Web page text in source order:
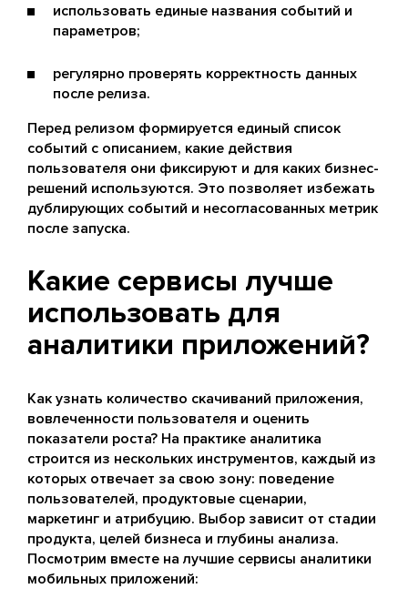
использовать единые названия событий и
параметров;
регулярно проверять корректность данных
после релиза.
Перед релизом формируется единый список
событий с описанием, какие действия
пользователя они фиксируют и для каких бизнес-
решений используются. Это позволяет избежать
дублирующих событий и несогласованных метрик
после запуска.
Какие сервисы лучше
использовать для
аналитики приложений?
Как узнать количество скачиваний приложения,
вовлеченности пользователя и оценить
показатели роста? На практике аналитика
строится из нескольких инструментов, каждый из
которых отвечает за свою зону: поведение
пользователей, продуктовые сценарии,
маркетинг и атрибуцию. Выбор зависит от стадии
продукта, целей бизнеса и глубины анализа.
Посмотрим вместе на лучшие сервисы аналитики
мобильных приложений: